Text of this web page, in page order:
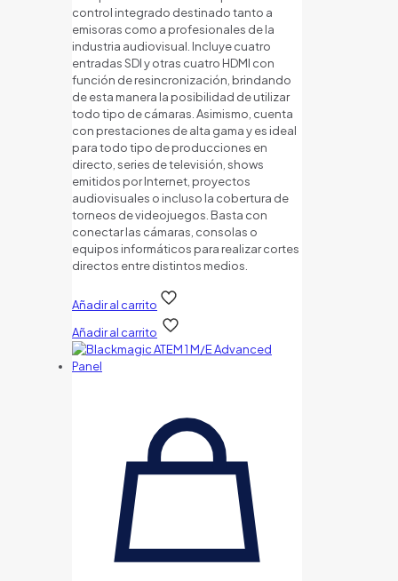
control integrado destinado tanto a
emisoras como a profesionales de la
industria audiovisual. Incluye cuatro
entradas SDI y otras cuatro HDMI con
función de resincronización, brindando
de esta manera la posibilidad de utilizar
todo tipo de cámaras. Asimismo, cuenta
con prestaciones de alta gama y es ideal
para todo tipo de producciones en
directo, series de televisión, shows
emitidos por Internet, proyectos
audiovisuales o incluso la cobertura de
torneos de videojuegos. Basta con
conectar las cámaras, consolas o
equipos informáticos para realizar cortes
directos entre distintos medios.
Añadir al carrito
Añadir al carrito